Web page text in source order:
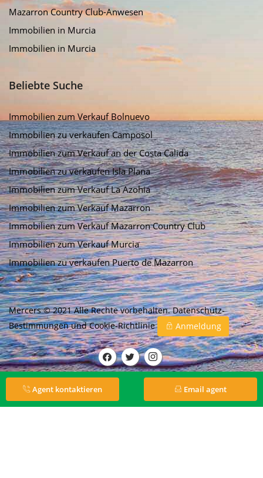
Mazarron Country Club-Anwesen
Immobilien in Murcia
Immobilien in Murcia
Beliebte Suche
Immobilien zum Verkauf Bolnuevo
Immobilien zu verkaufen Camposol
Immobilien zum Verkauf an der Costa Calida
Immobilien zu verkaufen Isla Plana
Immobilien zum Verkauf La Azohia
Immobilien zum Verkauf Mazarron
Immobilien zum Verkauf Mazarron Country Club
Immobilien zum Verkauf Murcia
Immobilien zu verkaufen Puerto de Mazarron
Mercers © 2021 Alle Rechte vorbehalten.Datenschutz-
BestimmungenundCookie-Richtlinie Anmeldung
Agent kontaktieren Email agent